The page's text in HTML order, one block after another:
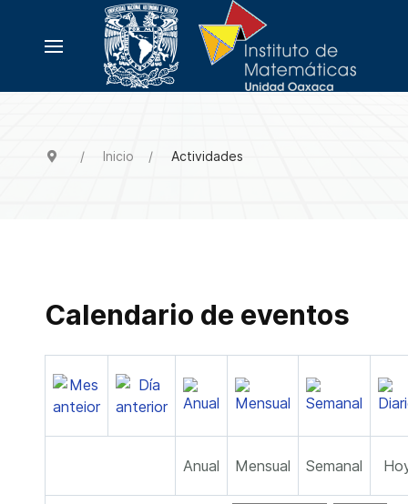
Inicio Actividades
Calendario de eventos
Anual Mensual Semanal